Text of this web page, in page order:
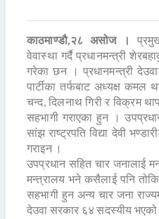
काठमाण्डौ,२८ असोज ।
वेवास्था गर्दै प्रधानमन्त्री
गरेका छन । प्रधानमन्त्री
पार्टीका तर्फबाट अध्यक्ष कमल
चन्द, दिलनाथ गिरी र विक्रम
सहभागी गराएका हुन ।
सांझ राष्ट्रपति विद्या देवी
गराइन ।
उपप्रधान सहित चार जनालाई
मन्त्रालय भने कसैलाई पनि
सहभागी हुन अन्य चार जना
देउवा सरकार ६४ सदस्यीय